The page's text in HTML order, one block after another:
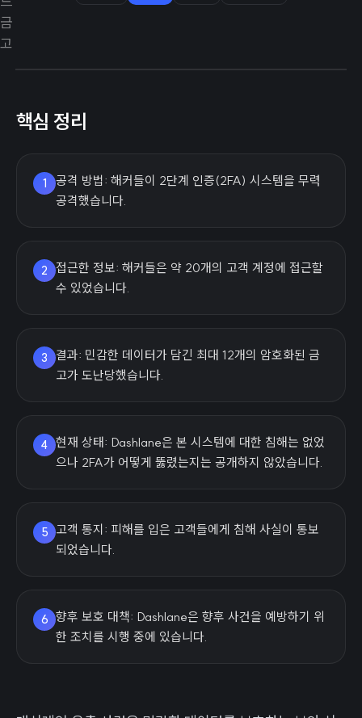
핵심 정리
1
공격 방법: 해커들이 2단계 인증(2FA) 시스템을 무력
공격했습니다.
2
접근한 정보: 해커들은 약 20개의 고객 계정에 접근할
수 있었습니다.
3
결과: 민감한 데이터가 담긴 최대 12개의 암호화된 금
고가 도난당했습니다.
4 현재 상태: Dashlane은 본 시스템에 대한 침해는 없었
으나 2FA가 어떻게 뚫렸는지는 공개하지 않았습니다.
5
고객 통지: 피해를 입은 고객들에게 침해 사실이 통보
되었습니다.
6 향후 보호 대책: Dashlane은 향후 사건을 예방하기 위
한 조치를 시행 중에 있습니다.